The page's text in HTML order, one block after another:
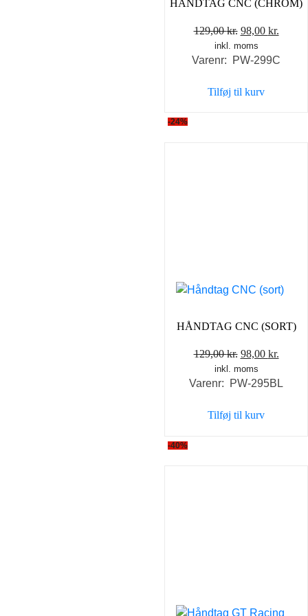
HÅNDTAG CNC (CHROM)
129,00kr. Den
oprindelige
pris
129,00 kr..
98,00 kr.
pris
inkl. moms
Varenr: PW-299C
Tilføj til kurv
-24%
HÅNDTAG CNC (SORT)
129,00kr. Den
oprindelige
pris
129,00 kr..
98,00 kr.
pris
inkl. moms
Varenr: PW-295BL
Tilføj til kurv
-40%